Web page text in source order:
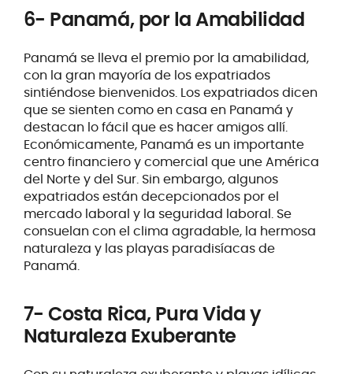
6- Panamá, por la Amabilidad
Panamá se lleva el premio por la amabilidad,
con la gran mayoría de los expatriados
sintiéndose bienvenidos. Los expatriados dicen
que se sienten como en casa en Panamá y
destacan lo fácil que es hacer amigos allí.
Económicamente, Panamá es un importante
centro financiero y comercial que une América
del Norte y del Sur. Sin embargo, algunos
expatriados están decepcionados por el
mercado laboral y la seguridad laboral. Se
consuelan con el clima agradable, la hermosa
naturaleza y las playas paradisíacas de
Panamá.
7- Costa Rica, Pura Vida y
Naturaleza Exuberante